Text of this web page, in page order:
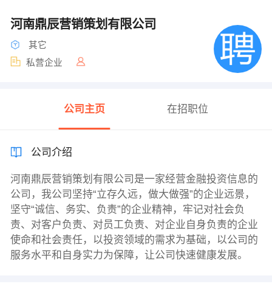
河南鼎辰营销策划有限公司
其它
私营企业
公司主页 在招职位
公司介绍
河南鼎辰营销策划有限公司是一家经营金融投资信息的
公司，我公司坚持“立存久远，做大做强”的企业远景，
坚守“诚信、务实、负责”的企业精神，牢记对社会负
责、对客户负责、对员工负责、对企业自身负责的企业
使命和社会责任，以投资领域的需求为基础，以公司的
服务水平和自身实力为保障，让公司快速健康发展。